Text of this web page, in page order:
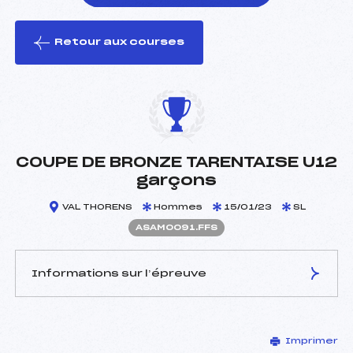
le ski
Retour aux courses
COUPE DE BRONZE TARENTAISE U12
garçons
VAL THORENS Hommes 15/01/23 SL
ASAM0091.FFS
Informations sur l’épreuve
AUFRERE MARIE (SA)
Imprimer